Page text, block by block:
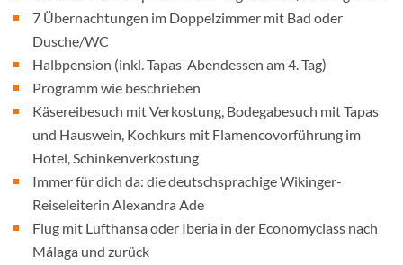
7 Übernachtungen im Doppelzimmer mit Bad oder
Dusche/WC
Halbpension (inkl. Tapas-Abendessen am 4. Tag)
Programm wie beschrieben
Käsereibesuch mit Verkostung, Bodegabesuch mit Tapas
und Hauswein, Kochkurs mit Flamencovorführung im
Hotel, Schinkenverkostung
Immer für dich da: die deutschsprachige Wikinger-
Reiseleiterin Alexandra Ade
Flug mit Lufthansa oder Iberia in der Economyclass nach
Málaga und zurück